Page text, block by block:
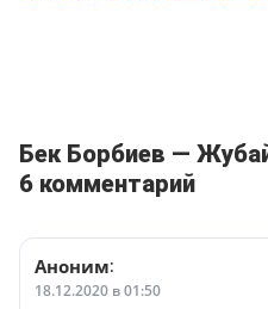
Бек Борбиев —
6 комментарий
Аноним:
18.12.2020 в 01:50